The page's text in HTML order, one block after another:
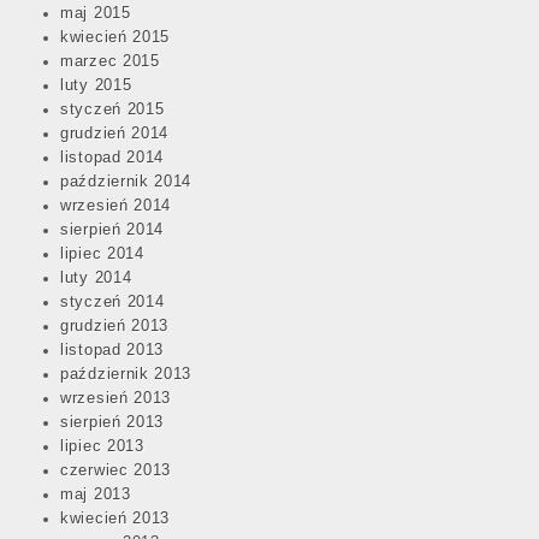
maj 2015
kwiecień 2015
marzec 2015
luty 2015
styczeń 2015
grudzień 2014
listopad 2014
październik 2014
wrzesień 2014
sierpień 2014
lipiec 2014
luty 2014
styczeń 2014
grudzień 2013
listopad 2013
październik 2013
wrzesień 2013
sierpień 2013
lipiec 2013
czerwiec 2013
maj 2013
kwiecień 2013